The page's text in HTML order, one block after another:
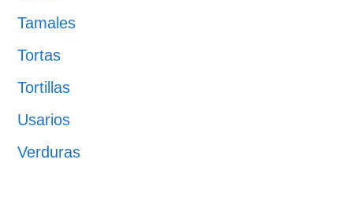
Tamales
Tortas
Tortillas
Usarios
Verduras